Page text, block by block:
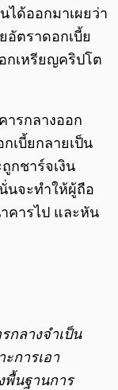
ได้ออกมาเผยว่า
อัตราดอกเบี้ย
กเหรียญคริปโต
ารกลางออก
เบี้ยกลายเป็น
กชาร์จเงิน
นจะทำให้ผู้ถือ
คารไป และหัน
กลางจำเป็น
การเอา
พื้นฐานการ